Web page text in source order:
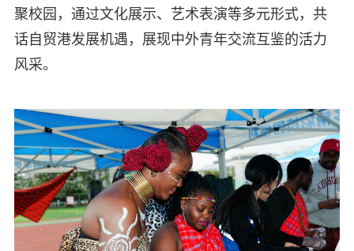
聚校园，通过文化展示、艺术表演等多元形式，共
话自贸港发展机遇，展现中外青年交流互鉴的活力
风采。